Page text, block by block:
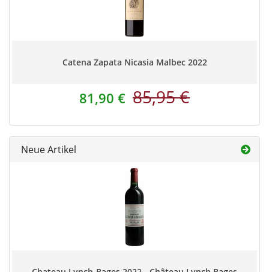
Catena Zapata Nicasia Malbec 2022
81,90 € 85,95 €
Neue Artikel